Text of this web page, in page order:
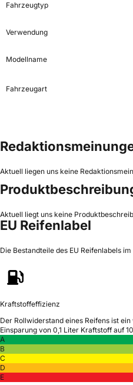
Fahrzeugtyp
Verwendung
Modellname
Fahrzeugart
Aktuell liegen uns keine
Aktuell liegt uns keine
EU Reifenlabel
Die Bestandteile des EU Reifenlabels
Kraftstoffeffizienz
Der Rollwiderstand eines Reifens ist
Einsparung von 0,1 Liter Kraftstoff auf
A
B
C
D
E